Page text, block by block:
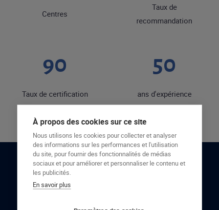
Centres
Taux de
recommandation
90
Taux de certification
50
ans d'expérience
RESTONS EN CONTACT
À propos des cookies sur ce site
Nous utilisons les cookies pour collecter et analyser
des informations sur les performances et l'utilisation
du site, pour fournir des fonctionnalités de médias
sociaux et pour améliorer et personnaliser le contenu et
les publicités.
En savoir plus